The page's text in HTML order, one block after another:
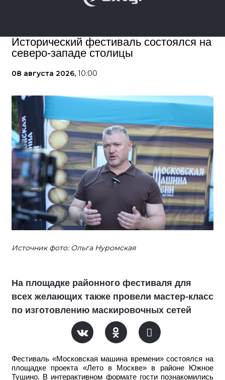
Исторический фестиваль состоялся на
северо-западе столицы
08 августа 2026, 10:00
Источник фото: Ольга Нуромская
На площадке районного фестиваля для
всех желающих также провели мастер-класс
по изготовлению маскировочных сетей
Фестиваль «Московская машина времени» состоялся на
площадке проекта «Лето в Москве» в районе Южное
Тушино. В интерактивном формате гости познакомились